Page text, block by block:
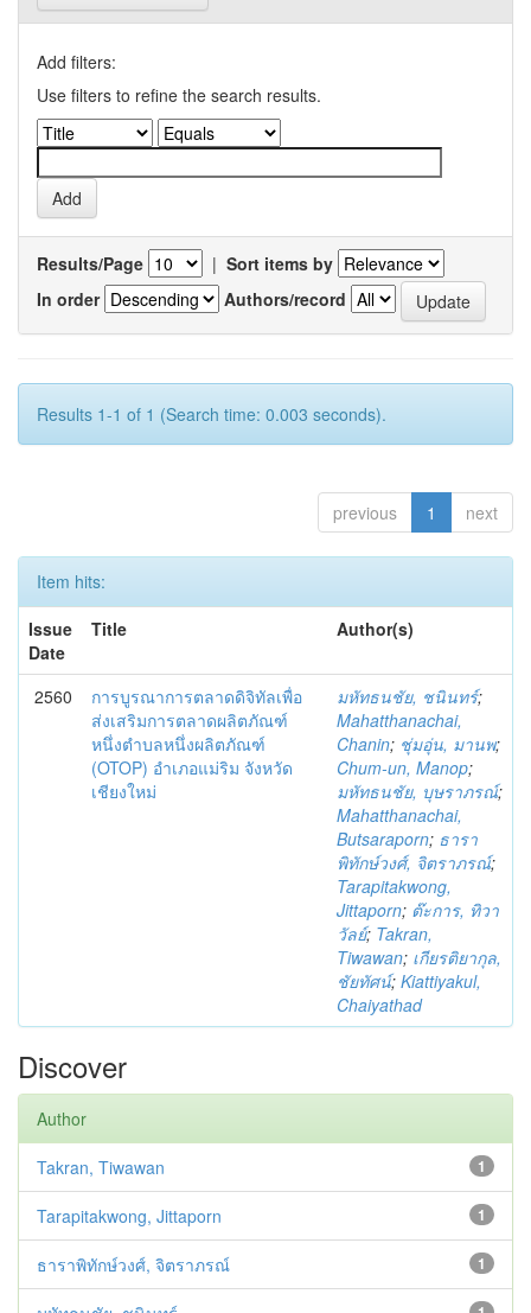
Add filters:
Use filters to refine the search results.
Results/Page | Sort items by
In order
Authors/record
Results 1-1 of 1 (Search time: 0.003 seconds).
previous 1 next
Item hits:
Issue
Date
Title Author(s)
2560
การบูรณาการตลาดดิจิทัลเพื่อ
ส่งเสริมการตลาดผลิตภัณฑ์
หนึ่งตำบลหนึ่งผลิตภัณฑ์
(OTOP) อำเภอแม่ริม จังหวัด
เชียงใหม่
มหัทธนชัย, ชนินทร์;
Mahatthanachai,
Chanin; ชุ่มอุ่น, มานพ;
Chum-un, Manop;
มหัทธนชัย, บุษราภรณ์;
Mahatthanachai,
Butsaraporn; ธารา
พิทักษ์วงศ์, จิตราภรณ์;
Tarapitakwong,
Jittaporn; ต๊ะการ, ทิวา
วัลย์; Takran,
Tiwawan; เกียรติยากุล,
ชัยทัศน์; Kiattiyakul,
Chaiyathad
Discover
Author
1
Takran, Tiwawan
1
Tarapitakwong, Jittaporn
1
ธาราพิทักษ์วงศ์, จิตราภรณ์